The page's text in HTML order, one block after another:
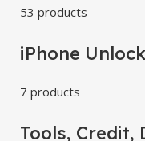
53 products
iPhone
7 products
Tools, Credit,